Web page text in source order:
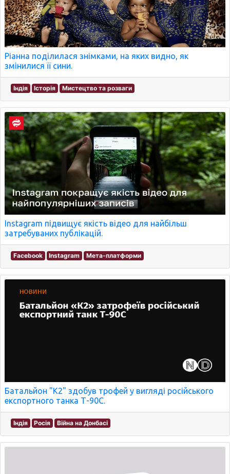
Ріанна поділилася знімками, на яких видно, як
змінилися її сини.
Індія Історія Мистецтво та розваги
Instagram підвищує якість відео для найбільш
затребуваних публікацій.
Facebook Instagram Мета-платформи
Батальйон "К2" здобув трофей у вигляді російського
експортного танка Т-90С.
Індія Росія Війна на Донбасі